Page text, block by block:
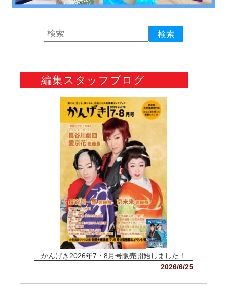
編集スタッフブログ
かんげき2026年7・8月号販売開始しました！
2026/6/25